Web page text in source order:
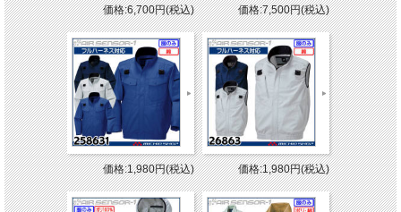
価格:6,700円(税込) 価格:7,500円(税込)
価格:1,980円(税込) 価格:1,980円(税込)